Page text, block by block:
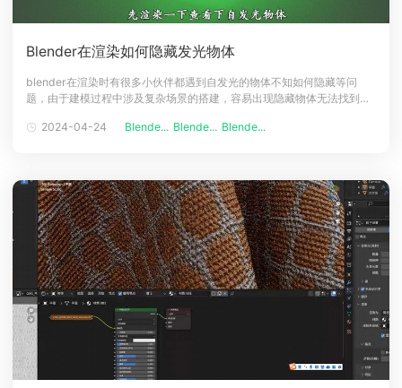
Blender在渲染如何隐藏发光物体
blender在渲染时有很多小伙伴都遇到自发光的物体不知如何隐藏等问
题，由于建模过程中涉及复杂场景的搭建，容易出现隐藏物体无法找到，
Blender渲染时隐藏发光物体教程1、选择自发光物体【图层】，比如立方
2024-04-24 Blende... Blende... Blende...